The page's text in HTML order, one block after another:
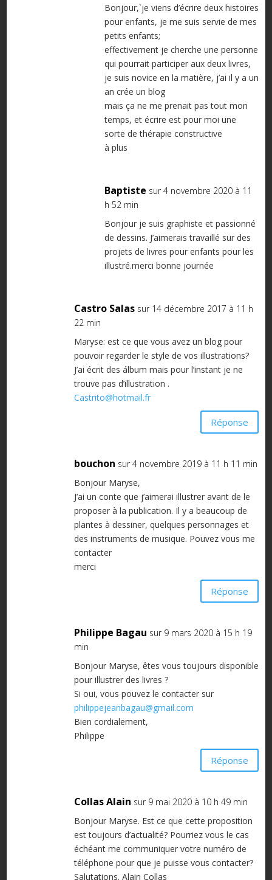
Bonjour,`je viens d’écrire deux histoires
pour enfants, je me suis servie de mes
petits enfants;
effectivement je cherche une personne
qui pourrait participer aux deux livres,
je suis novice en la matière, j’ai il y a un
an crée un blog
mais ça ne me prenait pas tout mon
temps, et écrire est pour moi une
sorte de thérapie constructive
à plus
Baptiste sur 4 novembre 2020 à 11
h 52 min
Bonjour je suis graphiste et passionné
de dessins. J’aimerais travaillé sur des
projets de livres pour enfants pour les
illustré.merci bonne journée
Castro Salas sur 14 décembre 2017 à 11 h
22 min
Maryse: est ce que vous avez un blog pour
pouvoir regarder le style de vos illustrations?
J’ai écrit des álbum mais pour l’instant je ne
trouve pas d’illustration .
Castrito@hotmail.fr
Réponse
bouchon sur 4 novembre 2019 à 11 h 11 min
Bonjour Maryse,
J’ai un conte que j’aimerai illustrer avant de le
proposer à la publication. Il y a beaucoup de
plantes à dessiner, quelques personnages et
des instruments de musique. Pouvez vous me
contacter
merci
Réponse
Philippe Bagau sur 9 mars 2020 à 15 h 19
min
Bonjour Maryse, êtes vous toujours disponible
pour illustrer des livres ?
Si oui, vous pouvez le contacter sur
philippejeanbagau@gmail.com
Bien cordialement,
Philippe
Réponse
Collas Alain sur 9 mai 2020 à 10 h 49 min
Bonjour Maryse. Est ce que cette proposition
est toujours d’actualité? Pourriez vous le cas
échéant me communiquer votre numéro de
téléphone pour que je puisse vous contacter?
Salutations. Alain Collas